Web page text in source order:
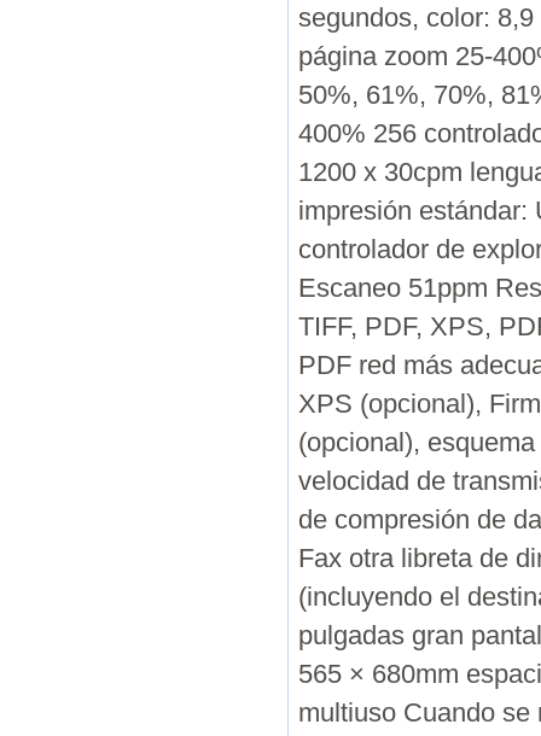
segundos, color:
página zoom 25-
50%, 61%, 70%,
400% 256
1200 x 30cpm
impresión estándar:
controlador de
Escaneo 51ppm
TIFF, PDF, XPS,
PDF red más
XPS (opcional),
(opcional),
velocidad de
de compresión de
Fax otra libreta de
(incluyendo el
pulgadas gran
565 × 680mm
multiuso Cuando se